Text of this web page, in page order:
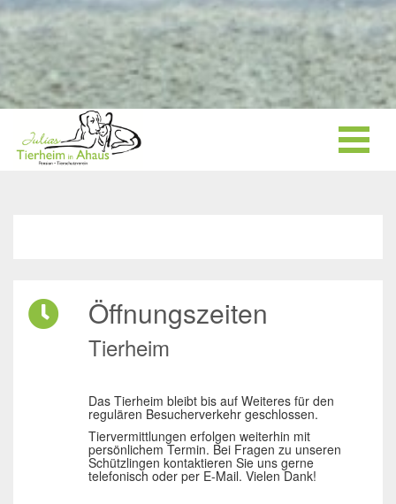
Öffnungszeiten
Tierheim
Das Tierheim bleibt bis auf Weiteres für den
regulären Besucherverkehr geschlossen.
Tiervermittlungen erfolgen weiterhin mit
persönlichem Termin. Bei Fragen zu unseren
Schützlingen kontaktieren Sie uns gerne
telefonisch oder per E-Mail. Vielen Dank!